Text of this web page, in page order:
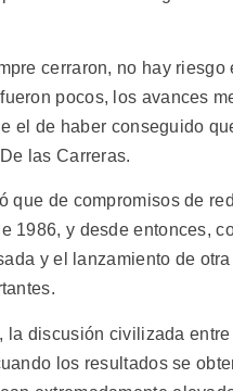
cerraron, no hay
pocos, los avances
el de haber conseguido
las Carreras.
que de compromisos de
1986, y desde entonces,
y el lanzamiento de
la discusión civilizada
los resultados se